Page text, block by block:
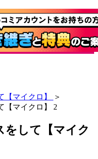
マイクロ】
＞
【マイクロ】 2
して【マイク